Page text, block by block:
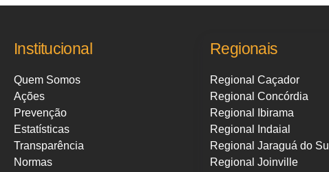
Institucional
Quem Somos
Ações
Prevenção
Estatísticas
Transparência
Normas
Regionais
Regional Caçador
Regional Concórdia
Regional Ibirama
Regional Indaial
Regional Jaraguá do Sul
Regional Joinville